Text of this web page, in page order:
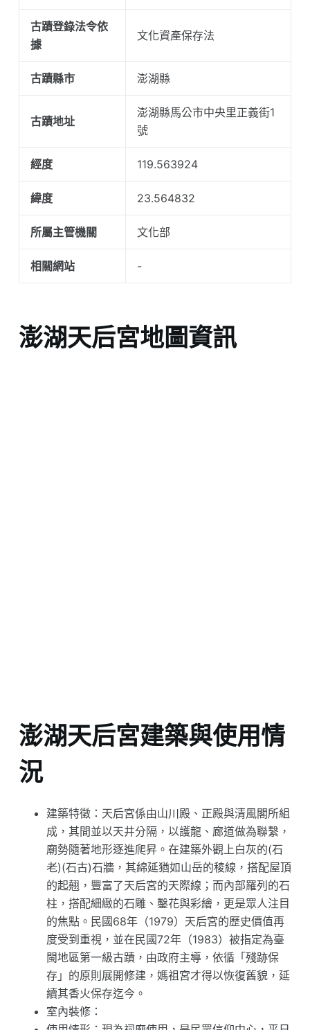
古蹟登錄法令依
據
文化資產保存法
古蹟縣市 澎湖縣
古蹟地址
澎湖縣馬公市中央里正義街1
號
經度 119.563924
緯度 23.564832
所屬主管機關 文化部
相關網站 -
澎湖天后宮地圖資訊
澎湖天后宮建築與使用情
況
建築特徵：天后宮係由山川殿、正殿與清風閣所組
成，其間並以天井分隔，以護龍、廊道做為聯繫，
廟勢隨著地形逐進爬昇。在建築外觀上白灰的(石
老)(石古)石牆，其綿延猶如山岳的稜線，搭配屋頂
的起翹，豐富了天后宮的天際線；而內部羅列的石
柱，搭配細緻的石雕、鑿花與彩繪，更是眾人注目
的焦點。民國68年（1979）天后宮的歷史價值再
度受到重視，並在民國72年（1983）被指定為臺
閩地區第一級古蹟，由政府主導，依循「殘跡保
存」的原則展開修建，媽祖宮才得以恢復舊貌，延
續其香火保存迄今。
室內裝修：